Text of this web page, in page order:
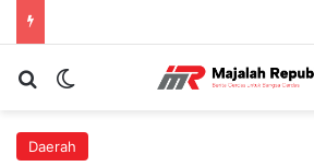
Cari berita...Switch skin
Daerah